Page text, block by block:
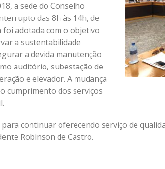
a sede do Conselho
das 8h às 14h, de
foi adotada com o objetivo
a sustentabilidade
a devida manutenção
auditório, subestação de
e elevador. A mudança
cumprimento dos serviços
continuar oferecendo serviço de
Robinson de Castro.